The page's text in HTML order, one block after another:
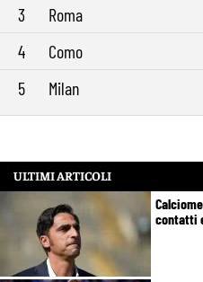
3
Roma
4
Como
5
Milan
ULTIMI ARTICOLI
contatti